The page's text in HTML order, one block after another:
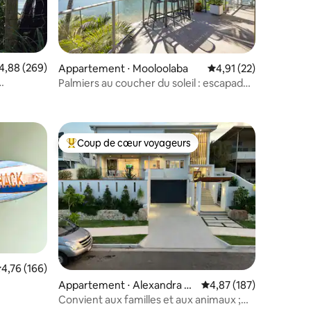
: 4,94 sur 5
moyenne sur la base de 269 commentaires : 4,88 sur 5
(269)
Appartement ⋅ Mooloolaba Évaluation moyenne
4,91 (22)
Palmiers au coucher du soleil : escapade
moyenne sur la base de 166 commentaires : 4,76 sur 5
4,76 (166)
Coups de cœur voyageurs les plus appréciés
Coup de cœur voyageurs
Appartement ⋅ Alexandra H
eadland
Évaluation moyenne
4,87 (187)
Convient aux familles et aux animaux ;